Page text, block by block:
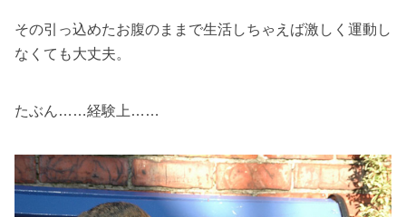
その引っ込めたお腹のままで生活しちゃえば激しく運動し
なくても大丈夫。
たぶん……経験上……